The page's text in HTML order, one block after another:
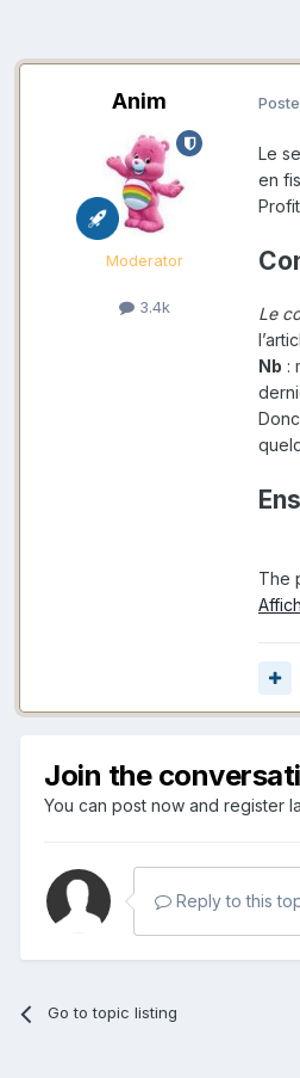
Anim
Moderator
3.4k
Le
en
Le
Nb :
The
Join the
You can post now and register
Reply to this
Go to topic listing